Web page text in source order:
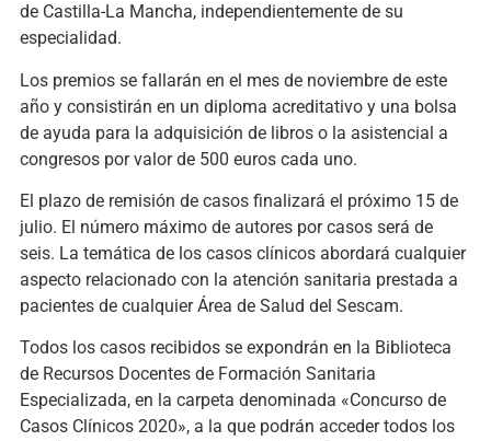
de Castilla-La Mancha, independientemente de su
especialidad.
Los premios se fallarán en el mes de noviembre de este
año y consistirán en un diploma acreditativo y una bolsa
de ayuda para la adquisición de libros o la asistencial a
congresos por valor de 500 euros cada uno.
El plazo de remisión de casos finalizará el próximo 15 de
julio. El número máximo de autores por casos será de
seis. La temática de los casos clínicos abordará cualquier
aspecto relacionado con la atención sanitaria prestada a
pacientes de cualquier Área de Salud del Sescam.
Todos los casos recibidos se expondrán en la Biblioteca
de Recursos Docentes de Formación Sanitaria
Especializada, en la carpeta denominada «Concurso de
Casos Clínicos 2020», a la que podrán acceder todos los